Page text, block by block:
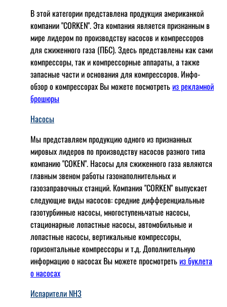
В этой категории представлена продукция американкой
компании "CORKEN". Эта компания является признанным в
мире лидером по производству насосов и компрессоров
для сжиженного газа (ПБС). Здесь представлены как сами
компрессоры, так и компрессорные аппараты, а также
запасные части и основания для компрессоров. Инфо-
обзор о компрессорах Вы можете посмотретьиз рекламной
брошюры
Насосы
Мы представляем продукцию одного из признанных
мировых лидеров по производству насосов разного типа
компанию "COKEN". Насосы для сжиженного газа являются
главным звеном работы газонаполнительных и
газозаправочных станций. Компания "CORKEN" выпускает
следующие виды насосов: cредние дифференциальные
газотурбинные насосы, многоступеньчатые насосы,
стационарные лопастные насосы, автомобильные и
лопaстные насосы, вертикальные компрессоры,
горизонтальные компрессоры и т.д. Дополнительную
информацию о насосах Вы можете просмотретьиз буклета
о насосах
Испарители NH3